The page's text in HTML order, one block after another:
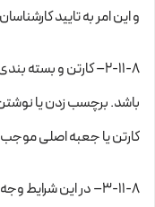
و این امر به تایید
۲-۱۱-۸– کارتن و بسته
باشد. برچسب زدن یا
کارتن یا جعبه اصلی